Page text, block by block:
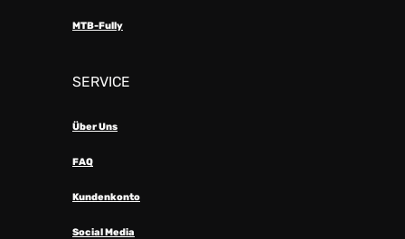
MTB-Fully
SERVICE
Über Uns
FAQ
Kundenkonto
Social Media